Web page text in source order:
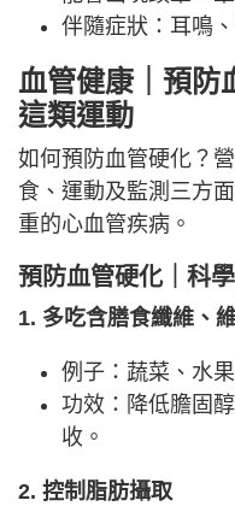
伴隨症狀：耳鳴
血管健康｜預防
這類運動
如何預防血管硬化？
食、運動及監測三方
重的心血管疾病。
預防血管硬化｜科
1. 多吃含膳食纖維、
例子：蔬菜、水
功效：降低膽固
收。
2. 控制脂肪攝取